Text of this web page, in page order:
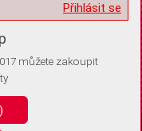
informací
ukládat žádné informace
o souhlas s
Přihlásit se
můžete zakoupit